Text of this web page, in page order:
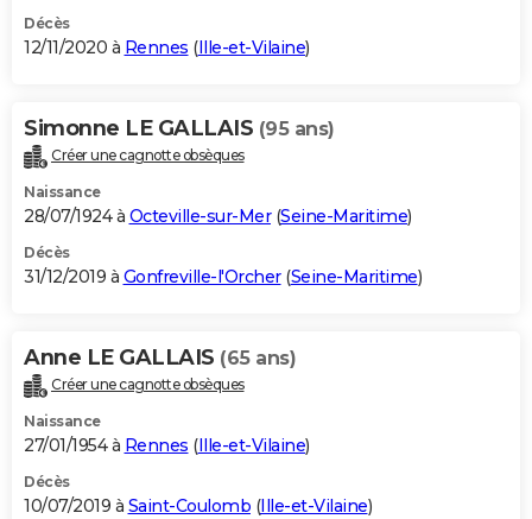
Décès
12/11/2020 à Rennes (Ille-et-Vilaine)
Simonne LE GALLAIS (95 ans)
Créer une cagnotte obsèques
Naissance
28/07/1924 à Octeville-sur-Mer(Seine-Maritime)
Décès
31/12/2019 à Gonfreville-l'Orcher(Seine-Maritime)
Anne LE GALLAIS (65 ans)
Créer une cagnotte obsèques
Naissance
27/01/1954 à Rennes (Ille-et-Vilaine)
Décès
10/07/2019 à Saint-Coulomb (Ille-et-Vilaine)